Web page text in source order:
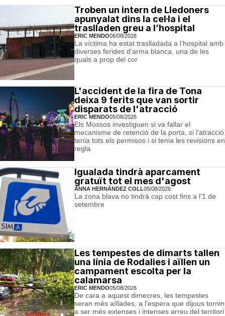
Troben un intern de Lledoners
apunyalat dins la cel·la i el
traslladen greu a l’hospital
ERIC MENDO06/08/2026
La víctima ha estat traslladada a l’hospital amb
diverses ferides d’arma blanca, una de les
quals a prop del cor
L'accident de la fira de Tona
deixa 9 ferits que van sortir
disparats de l'atracció
ERIC MENDO05/08/2026
Els Mossos investiguen si va fallar el
mecanisme de retenció de la porta, si l'atracció
tenia tots els permisos i si tenia les revisions en
regla
Igualada tindrà aparcament
gratuït tot el mes d'agost
ANNA HERNÁNDEZ COLL05/08/2026
La zona blava no tindrà cap cost fins a l'1 de
setembre
Les tempestes de dimarts tallen
una línia de Rodalies i aïllen un
campament escolta per la
calamarsa
ERIC MENDO05/08/2026
De cara a aquest dimecres, les tempestes
seran més aïllades, a l'espera que dijous tornin
a ser més extenses i intenses arreu del territori